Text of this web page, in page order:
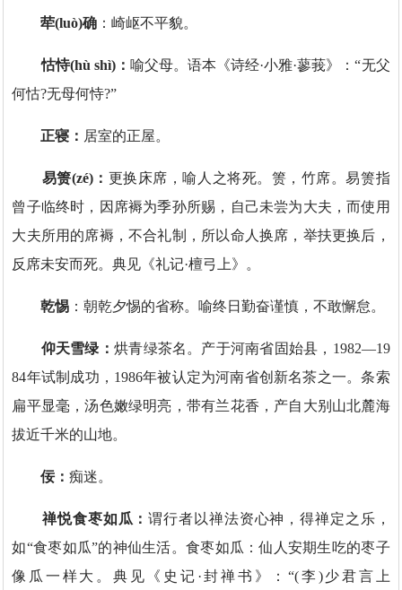
荦(luò)确 ：崎岖不平貌。
怙恃(hù shì)： 喻父母。语本《诗经·小雅·蓼莪》：“无父
何怙?无母何恃?”
正寝： 居室的正屋。
易箦(zé)： 更换床席，喻人之将死。箦，竹席。易箦指
曾子临终时，因席褥为季孙所赐，自己未尝为大夫，而使用
大夫所用的席褥，不合礼制，所以命人换席，举扶更换后，
反席未安而死。典见《礼记·檀弓上》。
乾惕 ：朝乾夕惕的省称。喻终日勤奋谨慎，不敢懈怠。
仰天雪绿‌：烘青绿茶名。产于‌河南省固始县‌，1982—19
84年试制成功，1986年被认定为河南省创新名茶之一。条索
扁平显毫，汤色嫩绿明亮，带有兰花香，产自大别山北麓海
拔近千米的山地。
佞：痴迷。
禅悦食枣如瓜：谓行者以禅法资心神，得禅定之乐，
如“食枣如瓜”的神仙生活。食枣如瓜：仙人安期生吃的枣子
像瓜一样大。典见《史记·封禅书》：“(李)少君言上